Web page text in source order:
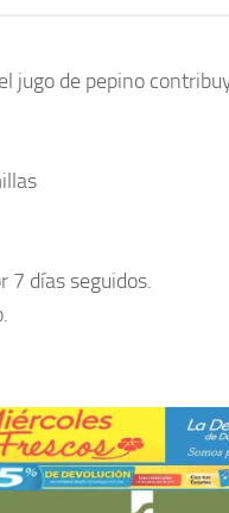
jugo de pepino
7 días seguidos.